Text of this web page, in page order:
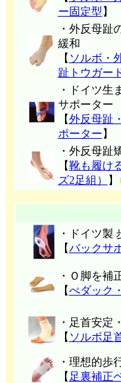
ー固定型 】
・外反母趾
緩和
【 ソルボ・
趾トウガー
・ドイツ生
サポーター
【外反母趾
ポーター 】
・外反母趾
【靴も履け
ズ2足組）
】
・ドイツ製
【バックサ
・Ｏ脚を補
【ぺダック
・足首安定
【 ソルボ足
・理想的歩
【 足裏補正